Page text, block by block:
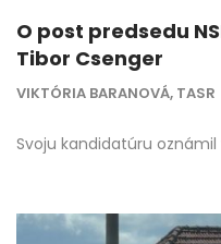
O post predsedu
Tibor Csenger
VIKTÓRIA BARANOVÁ, TASR
Svoju kandidatúru